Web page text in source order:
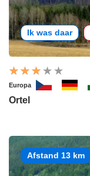
Ik was daar
Europa
Ortel
Afstand 13 km